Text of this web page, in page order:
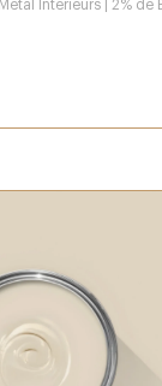
Intérieurs | 2%